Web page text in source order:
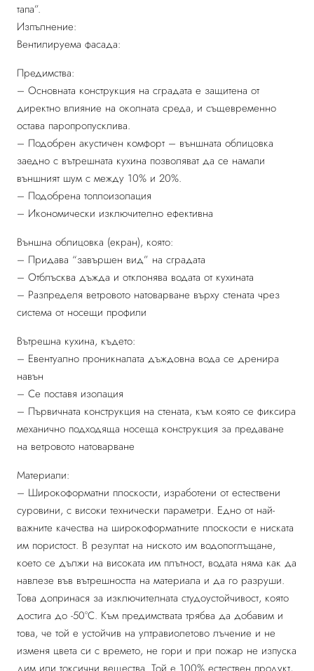
тапа”.
Изпълнение:
Вентилируема фасада:
Предимства:
– Основната конструкция на сградата е защитена от
директно влияние на околната среда, и същевременно
остава паропропусклива.
– Подобрен акустичен комфорт – външната облицовка
заедно с вътрешната кухина позволяват да се намали
външният шум с между 10% и 20%.
– Подобрена топлоизолация
– Икономически изключително ефективна
Външна облицовка (екран), която:
– Придава “завършен вид” на сградата
– Отблъсква дъжда и отклонява водата от кухината
– Разпределя ветровото натоварване върху стената чрез
система от носещи профили
Вътрешна кухина, където:
– Евентуално проникналата дъждовна вода се дренира
навън
– Се поставя изолация
– Първичната конструкция на стената, към която се фиксира
механично подходяща носеща конструкция за предаване
на ветровото натоварване
Материали:
– Широкоформатни плоскости, изработени от естествени
суровини, с високи технически параметри. Едно от най-
важните качества на широкоформатните плоскости е ниската
им пористост. В резултат на ниското им водопоглъщане,
което се дължи на високата им плътност, водата няма как да
навлезе във вътрешността на материала и да го разруши.
Това допринася за изключителната студоустойчивост, която
достига до -50°С. Към предимствата трябва да добавим и
това, че той е устойчив на ултравиолетово лъчение и не
изменя цвета си с времето, не гори и при пожар не изпуска